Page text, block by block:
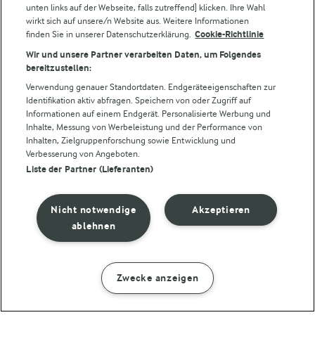
ZUBEREITUNG ZUTATEN
Folge uns!
Cookie Wahl wieder öffnen
Datenschutzbestimmungen
unten links auf der Webseite, falls zutreffend] klicken. Ihre Wahl
wirkt sich auf unsere/n Website aus. Weitere Informationen
finden Sie in unserer Datenschutzerklärung. Cookie-Richtlinie
Wir und unsere Partner verarbeiten Daten, um Folgendes
bereitzustellen:
Verwendung genauer Standortdaten. Endgeräteeigenschaften zur
Identifikation aktiv abfragen. Speichern von oder Zugriff auf
Informationen auf einem Endgerät. Personalisierte Werbung und
Inhalte, Messung von Werbeleistung und der Performance von
Inhalten, Zielgruppenforschung sowie Entwicklung und
Verbesserung von Angeboten.
Liste der Partner (Lieferanten)
Akzeptieren
Nicht notwendige
ablehnen
Zwecke anzeigen